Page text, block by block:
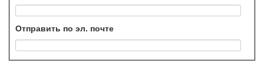
Отправить по эл. почте